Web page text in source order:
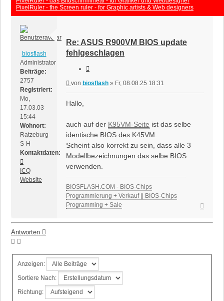
PixelRuler - the Screen ruler - for Graphic artists & Web designers
biosflash
Administrator
Beiträge:
2757
Registriert:
Mo,
17.03.03
15:44
Wohnort:
Ratzeburg,
S-H
Kontaktdaten:
von
biosflash
ICQ
Website
Re: ASUS R900VM BIOS update
fehlgeschlagen
Beitrag
von biosflash » Fr, 08.08.25 18:31
Hallo,
auch auf der K95VM-Seite ist das selbe
identische BIOS des K45VM.
Scheint also korrekt zu sein, dass alle 3
Modellbezeichnungen das selbe BIOS
verwenden.
BIOSFLASH.COM - BIOS-Chips
Programmierung + Verkauf || BIOS-Chips
Programming + Sale
Antworten
Anzeigen:
Sortiere Nach:
Richtung: